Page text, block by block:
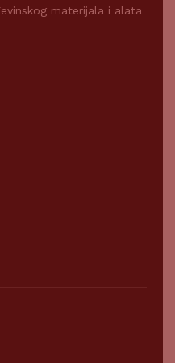
materijala i alata